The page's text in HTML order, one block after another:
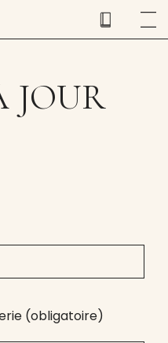
JOUR
(obligatoire)